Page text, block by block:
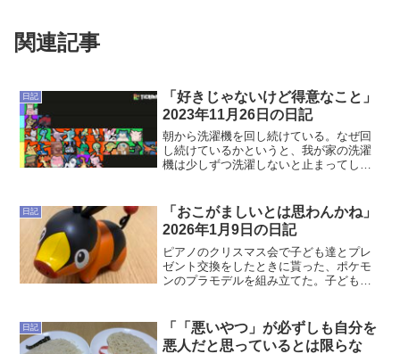
関連記事
日記
「好きじゃないけど得意なこと」
2023年11月26日の日記
朝から洗濯機を回し続けている。なぜ回
し続けているかというと、我が家の洗濯
機は少しずつ洗濯しないと止まってしま
のだけれど、ベランダの地面が微妙に傾
いているので洗濯機が止ま...
日記
「おこがましいとは思わんかね」
2026年1月9日の日記
ピアノのクリスマス会で子ども達とプレ
ゼント交換をしたときに貰った、ポケモ
ンのプラモデルを組み立てた。子どもで
いようになっていて凄かった。こういう
人達が職場の導線とか考え...
日記
「「悪いやつ」が必ずしも自分を
悪人だと思っているとは限らな